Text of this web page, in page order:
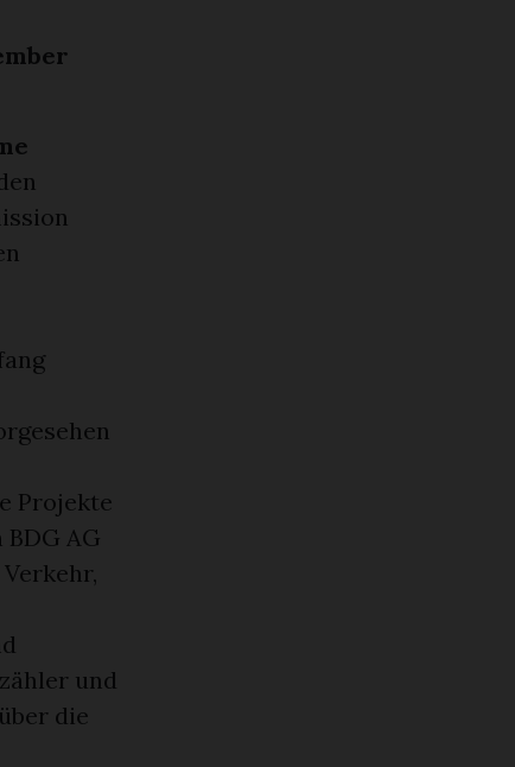
Projekte
AG
und
die